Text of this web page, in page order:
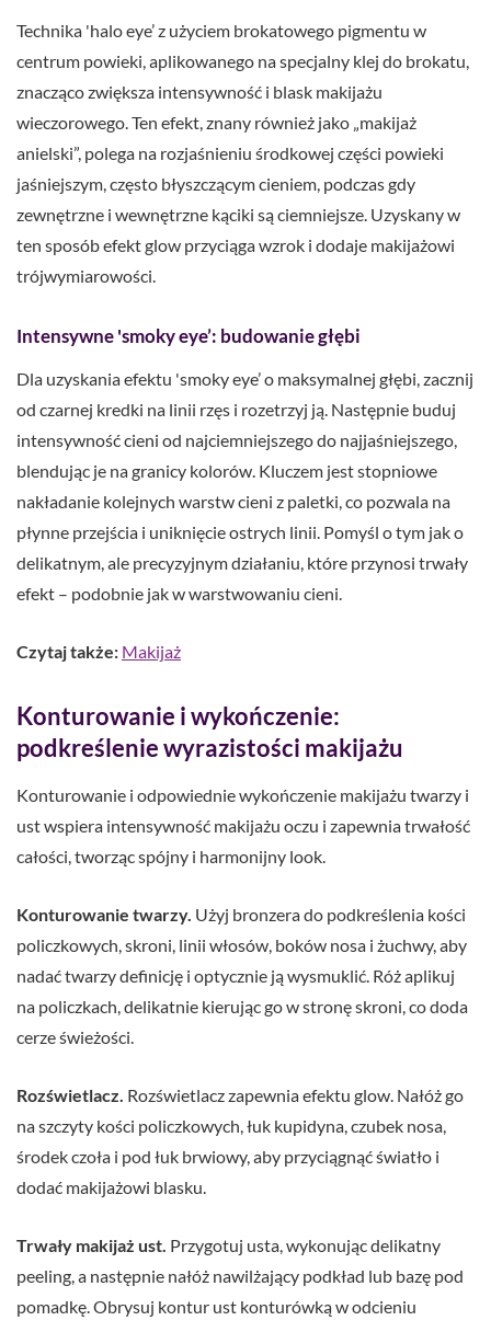
Technika 'halo eye’ z użyciem brokatowego pigmentu w
centrum powieki, aplikowanego na specjalny klej do brokatu,
znacząco zwiększa intensywność i blask makijażu
wieczorowego. Ten efekt, znany również jako „makijaż
anielski”, polega na rozjaśnieniu środkowej części powieki
jaśniejszym, często błyszczącym cieniem, podczas gdy
zewnętrzne i wewnętrzne kąciki są ciemniejsze. Uzyskany w
ten sposób efekt glow przyciąga wzrok i dodaje makijażowi
trójwymiarowości.
Intensywne 'smoky eye’: budowanie głębi
Dla uzyskania efektu 'smoky eye’ o maksymalnej głębi, zacznij
od czarnej kredki na linii rzęs i rozetrzyj ją. Następnie buduj
intensywność cieni od najciemniejszego do najjaśniejszego,
blendując je na granicy kolorów. Kluczem jest stopniowe
nakładanie kolejnych warstw cieni z paletki, co pozwala na
płynne przejścia i uniknięcie ostrych linii. Pomyśl o tym jak o
delikatnym, ale precyzyjnym działaniu, które przynosi trwały
efekt – podobnie jak w warstwowaniu cieni.
Czytaj także: Makijaż
Konturowanie i wykończenie:
podkreślenie wyrazistości makijażu
Konturowanie i odpowiednie wykończenie makijażu twarzy i
ust wspiera intensywność makijażu oczu i zapewnia trwałość
całości, tworząc spójny i harmonijny look.
Konturowanie twarzy. Użyj bronzera do podkreślenia kości
policzkowych, skroni, linii włosów, boków nosa i żuchwy, aby
nadać twarzy definicję i optycznie ją wysmuklić. Róż aplikuj
na policzkach, delikatnie kierując go w stronę skroni, co doda
cerze świeżości.
Rozświetlacz. Rozświetlacz zapewnia efektu glow. Nałóż go
na szczyty kości policzkowych, łuk kupidyna, czubek nosa,
środek czoła i pod łuk brwiowy, aby przyciągnąć światło i
dodać makijażowi blasku.
Trwały makijaż ust. Przygotuj usta, wykonując delikatny
peeling, a następnie nałóż nawilżający podkład lub bazę pod
pomadkę. Obrysuj kontur ust konturówką w odcieniu